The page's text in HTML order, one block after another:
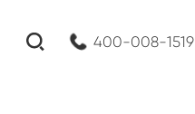
400-008-1519